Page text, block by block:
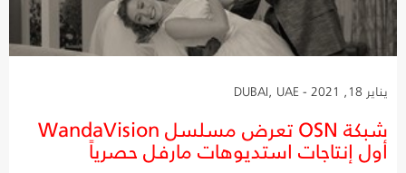
يناير 18, 2021 - DUBAI, UAE
شبكة OSN تعرض مسلسل WandaVision
أول إنتاجات استديوهات مارفل حصرياً